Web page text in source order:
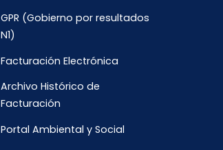
GPR (Gobierno por resultados
N1)
Facturación Electrónica
Archivo Histórico de
Facturación
Portal Ambiental y Social